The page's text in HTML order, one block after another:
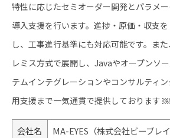
特性に応じたセミオーダー開発とパラメ
導入支援を行います。進捗・原価・収支
し、工事進行基準にも対応可能です。ま
レミス方式で展開し、Javaやオープンソ
テムインテグレーションやコンサルティ
用支援まで一気通貫で提供しております ￼
会社名
MA-EYES（株式会社ビーブレ